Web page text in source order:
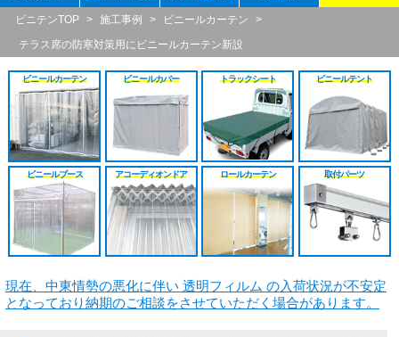
ビニテンTOP > 施工事例 > ビニールカーテン
>
テラス席の防寒対策用にビニールカーテン新設
ビニールカーテン ビニールカバー トラックシート ビニールテント
ビニールブース アコーディオンドア ロールカーテン 取付パーツ
現在、中東情勢の悪化に伴い 透明フィルム の入荷状況が不安定
となっており納期のご相談をさせていただく場合があります。
溶接遮光ビニールカ
オプション加工一覧
戻る
不燃ターポリン電動
屋外/野外用ロールス
戻る
大型カーテンレール
D40隙間シートレール
XGレール
HGレール
ベンダーレール
その他部品関連
間仕切ポール
カバー
シート
原反カット販売
耐熱シート原反・カ
溶接遮光シート原反
のれんカーテン原反
のれんカーテン可動
戻る
戻る
お支払い方法
大口割引
無料見積り
施工工事見積り
パートナー募集
戻る